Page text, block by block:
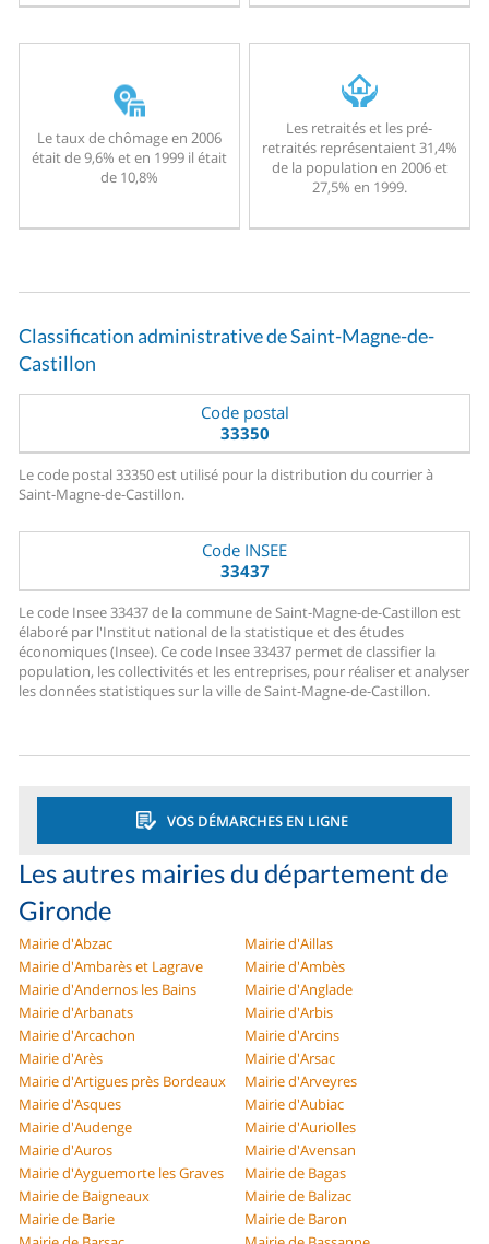
Le taux de chômage en 2006
était de 9,6% et en 1999 il était
de 10,8%
Les retraités et les pré-
retraités représentaient 31,4%
de la population en 2006 et
27,5% en 1999.
Classification administrative de Saint-Magne-de-
Castillon
Code postal
33350
Le code postal 33350 est utilisé pour la distribution du courrier à
Saint-Magne-de-Castillon.
Code INSEE
33437
Le code Insee 33437 de la commune de Saint-Magne-de-Castillon est
élaboré par l'Institut national de la statistique et des études
économiques (Insee). Ce code Insee 33437 permet de classifier la
population, les collectivités et les entreprises, pour réaliser et analyser
les données statistiques sur la ville de Saint-Magne-de-Castillon.
VOS DÉMARCHES EN LIGNE
Les autres mairies du département de
Gironde
Mairie d'Abzac
Mairie d'Aillas
Mairie d'Ambarès et Lagrave
Mairie d'Ambès
Mairie d'Andernos les Bains
Mairie d'Anglade
Mairie d'Arbanats
Mairie d'Arbis
Mairie d'Arcachon
Mairie d'Arcins
Mairie d'Arès
Mairie d'Arsac
Mairie d'Artigues près Bordeaux
Mairie d'Arveyres
Mairie d'Asques
Mairie d'Aubiac
Mairie d'Audenge
Mairie d'Auriolles
Mairie d'Auros
Mairie d'Avensan
Mairie d'Ayguemorte les Graves
Mairie de Bagas
Mairie de Baigneaux
Mairie de Balizac
Mairie de Barie
Mairie de Baron